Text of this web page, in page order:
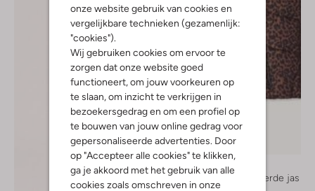
onze website gebruik van cookies en
vergelijkbare technieken (gezamenlijk:
"cookies").
Wij gebruiken cookies om ervoor te
zorgen dat onze website goed
functioneert, om jouw voorkeuren op
te slaan, om inzicht te verkrijgen in
bezoekersgedrag en om een profiel op
te bouwen van jouw online gedrag voor
gepersonaliseerde advertenties. Door
op "Accepteer alle cookies" te klikken,
ga je akkoord met het gebruik van alle
cookies zoals omschreven in onze
Nieuw
Vingino
Gewatteerde jas